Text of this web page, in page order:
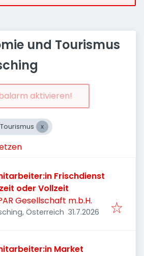
und Tourismus
aktivieren!
Frischdienst
oder Vollzeit
Gesellschaft m.b.H.
Österreich Veröffentlicht:
31.7.2026
Market